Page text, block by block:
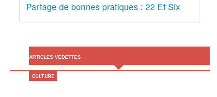
Partage de bonnes pratiques : 22 Et Six
ARTICLES VEDETTES
CULTURE